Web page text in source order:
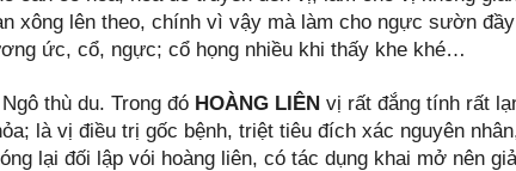
xông lên theo, chính vì vậy mà làm cho ngực sườn
ức, cổ, ngực; cổ họng nhiều khi thấy khe khé…
thù du. Trong đó HOÀNG LIÊN vị rất đắng tính rất
là vị điều trị gốc bệnh, triệt tiêu đích xác nguyên
lại đối lập vói hoàng liên, có tác dụng khai mở nên